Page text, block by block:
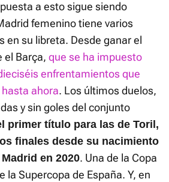
a esto sigue siendo
femenino tiene varios
en su libreta. Desde ganar el
el Barça, que se ha impuesto
enfrentamientos que
ahora. Los últimos duelos,
y sin goles del conjunto
primer título para las de Toril,
finales desde su nacimiento
en 2020. Una de la Copa
la Supercopa de España. Y, en